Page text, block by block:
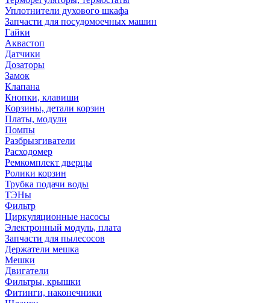
Уплотнители духового шкафа
Запчасти для посудомоечных машин
Гайки
Аквастоп
Датчики
Дозаторы
Замок
Клапана
Кнопки, клавиши
Корзины, детали корзин
Платы, модули
Помпы
Разбрызгиватели
Расходомер
Ремкомплект дверцы
Ролики корзин
Трубка подачи воды
ТЭНы
Фильтр
Циркуляционные насосы
Электронный модуль, плата
Запчасти для пылесосов
Держатели мешка
Мешки
Двигатели
Фильтры, крышки
Фитинги, наконечники